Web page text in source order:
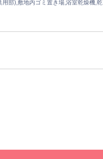
部),敷地内ゴミ置き場,浴室乾燥機,乾